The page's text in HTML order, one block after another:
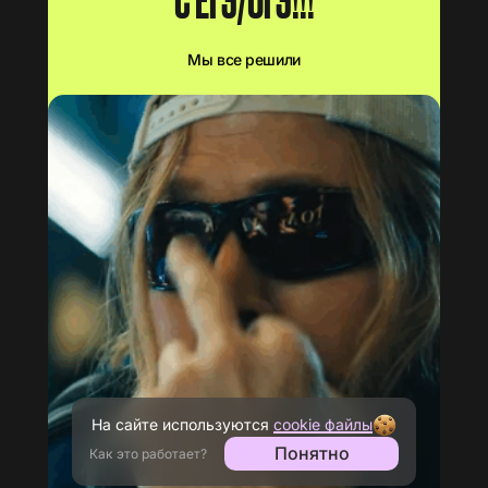
Мы все решили
На сайте используются cookie файлы
Как это работает? Понятно